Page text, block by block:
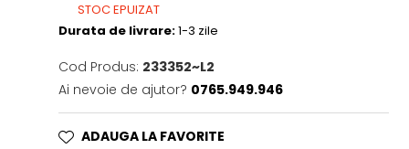
STOC EPUIZAT
Durata de livrare:1-3 zile
Cod Produs: 233352~L2
Ai nevoie de ajutor? 0765.949.946
ADAUGA LA FAVORITE